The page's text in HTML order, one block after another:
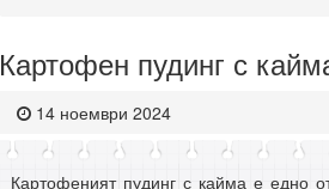
Картофен пудинг с
14 ноември 2024
Картофеният пудинг с кайма е едно